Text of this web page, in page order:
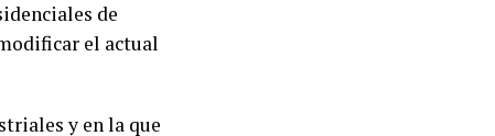
de
el actual
y en la que